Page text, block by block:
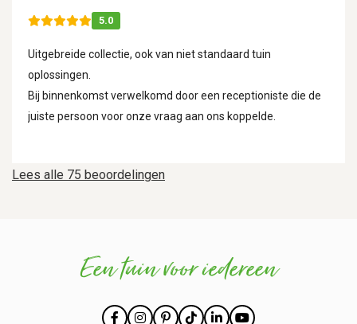
Lees alle 75 beoordelingen
5.0
Uitgebreide collectie, ook van niet standaard tuin
oplossingen.
Bij binnenkomst verwelkomd door een receptioniste die de
juiste persoon voor onze vraag aan ons koppelde.
Een tuin voor iedereen